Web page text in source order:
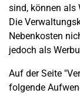
sind, können als
Die
Nebenkosten
jedoch als
Auf der Seite
folgende